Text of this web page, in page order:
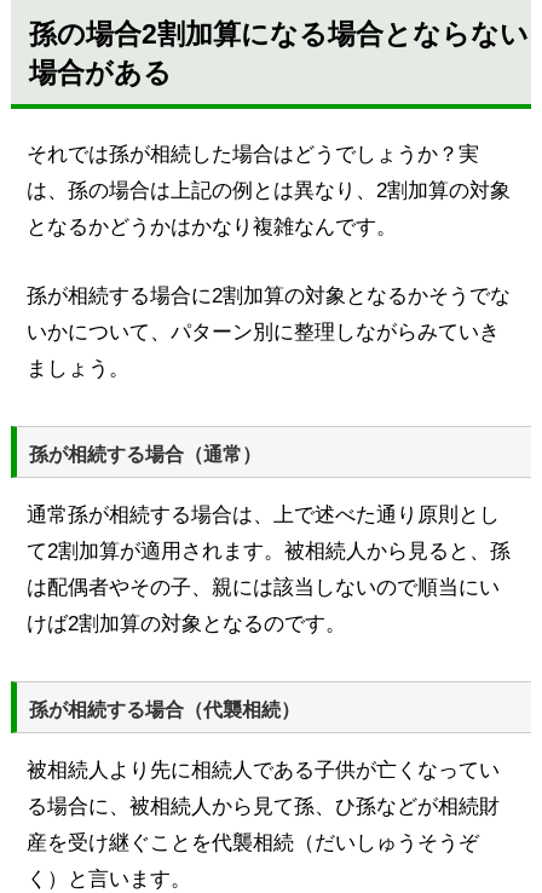
孫の場合2割加算になる場合とならない
場合がある
それでは孫が相続した場合はどうでしょうか？実
は、孫の場合は上記の例とは異なり、2割加算の対象
となるかどうかはかなり複雑なんです。
孫が相続する場合に2割加算の対象となるかそうでな
いかについて、パターン別に整理しながらみていき
ましょう。
孫が相続する場合（通常）
通常孫が相続する場合は、上で述べた通り原則とし
て2割加算が適用されます。被相続人から見ると、孫
は配偶者やその子、親には該当しないので順当にい
けば2割加算の対象となるのです。
孫が相続する場合（代襲相続）
被相続人より先に相続人である子供が亡くなってい
る場合に、被相続人から見て孫、ひ孫などが相続財
産を受け継ぐことを代襲相続（だいしゅうそうぞ
く）と言います。